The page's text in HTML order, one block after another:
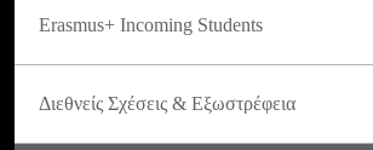
Erasmus+ Incoming Students
Διεθνείς Σχέσεις & Εξωστρέφεια